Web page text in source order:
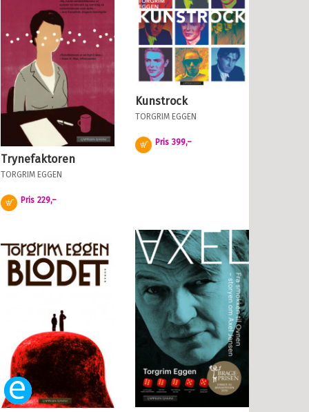
Trynefaktoren
TORGRIM EGGEN
Pris 229,–
Kjøp
Kunstrock
TORGRIM EGGEN
Pris 399,–
Kjøp
Ebok